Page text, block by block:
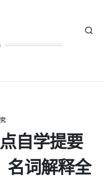
自学提要
名词解释全